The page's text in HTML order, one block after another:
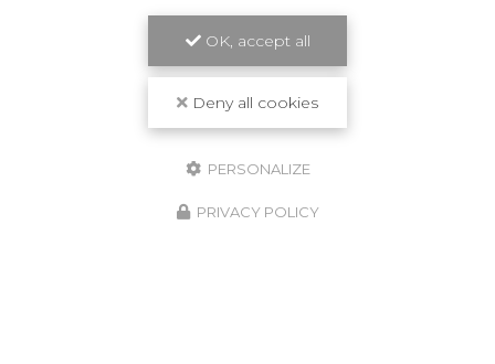
OK, accept all
Deny all cookies
PERSONALIZE
PRIVACY POLICY